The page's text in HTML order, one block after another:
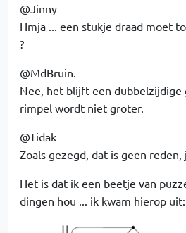
@Jinny
Hmja ... een stukje draad moet
?
@MdBruin.
Nee, het blijft een dubbelzijdige
rimpel wordt niet groter.
@Tidak
Zoals gezegd, dat is geen
Het is dat ik een beetje van
dingen hou ... ik kwam hierop uit: